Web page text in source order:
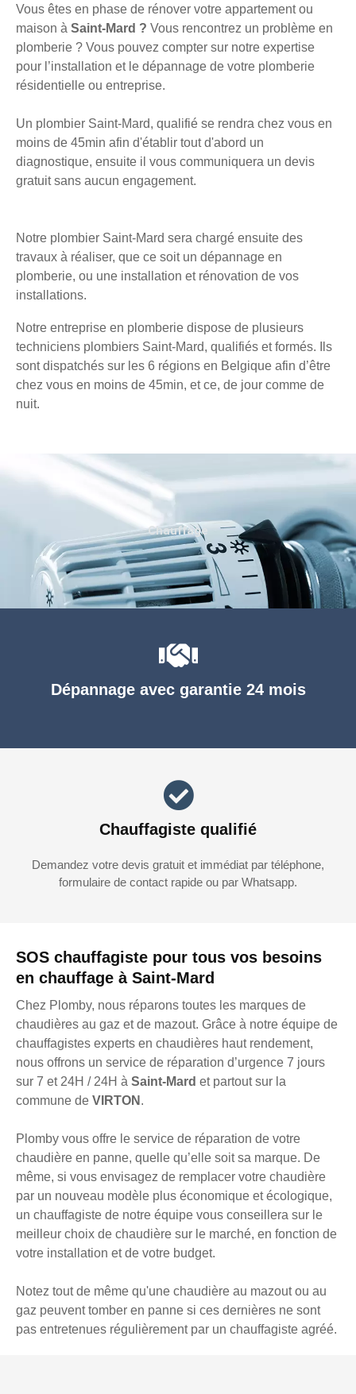
Vous êtes en phase de rénover votre appartement ou
maison à Saint-Mard ? Vous rencontrez un problème en
plomberie ? Vous pouvez compter sur notre expertise
pour l’installation et le dépannage de votre plomberie
résidentielle ou entreprise.
Un plombier Saint-Mard, qualifié se rendra chez vous en
moins de 45min afin d'établir tout d'abord un
diagnostique, ensuite il vous communiquera un devis
gratuit sans aucun engagement.
Notre plombier Saint-Mard sera chargé ensuite des
travaux à réaliser, que ce soit un dépannage en
plomberie, ou une installation et rénovation de vos
installations.
Notre entreprise en plomberie dispose de plusieurs
techniciens plombiers Saint-Mard, qualifiés et formés. Ils
sont dispatchés sur les 6 régions en Belgique afin d’être
chez vous en moins de 45min, et ce, de jour comme de
nuit.
SOS chauffagiste pour tous vos besoins
en chauffage à Saint-Mard
Chez Plomby, nous réparons toutes les marques de
chaudières au gaz et de mazout. Grâce à notre équipe de
chauffagistes experts en chaudières haut rendement,
nous offrons un service de réparation d’urgence 7 jours
sur 7 et 24H / 24H à Saint-Mard et partout sur la
commune de VIRTON .
Plomby vous offre le service de réparation de votre
chaudière en panne, quelle qu’elle soit sa marque. De
même, si vous envisagez de remplacer votre chaudière
par un nouveau modèle plus économique et écologique,
un chauffagiste de notre équipe vous conseillera sur le
meilleur choix de chaudière sur le marché, en fonction de
votre installation et de votre budget.
Notez tout de même qu'une chaudière au mazout ou au
gaz peuvent tomber en panne si ces dernières ne sont
pas entretenues régulièrement par un chauffagiste agréé.
Dépannage avec garantie 24 mois
Chauffagiste qualifié
Demandez votre devis gratuit et immédiat par téléphone,
formulaire de contact rapide ou par Whatsapp.
Chauffage